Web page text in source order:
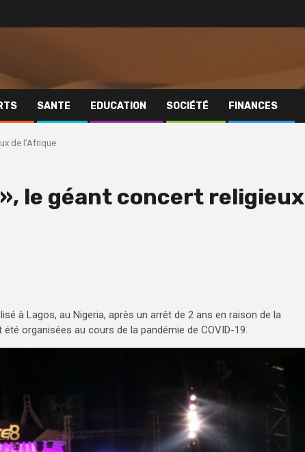
SANTE EDUCATION SOCIÉTÉ FINANCES
de l’Afrique
le géant concert religieux
à Lagos, au Nigeria, après un arrêt de 2 ans en raison de la
organisées au cours de la pandémie de COVID-19.